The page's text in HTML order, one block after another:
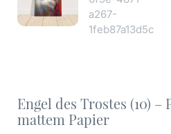
Engel des Trostes (10)
mattem Papier